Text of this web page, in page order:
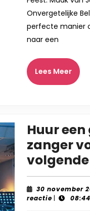
Onvergetelijke
perfecte manier
naar een
Lees MeerLees
Meer
Huur
zanger
30 november
reactie | 08:44